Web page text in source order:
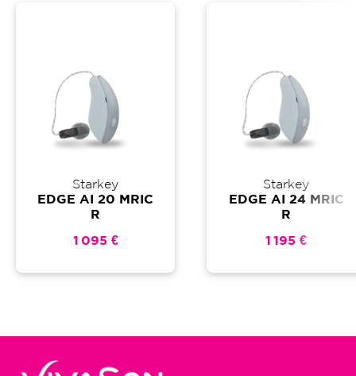
Starkey
EDGE AI 20 MRIC
R
1 095 €
Starkey
EDGE AI 24 MRIC
R
1 195 €